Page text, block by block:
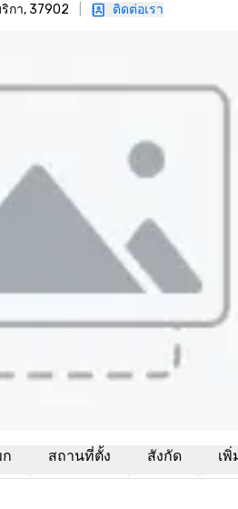
กา, 37902 ติดต่อเรา
สถานที่ตั้ง สังกัด เพิ่